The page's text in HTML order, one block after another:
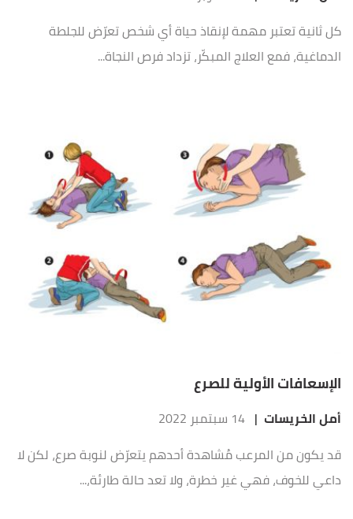
كل ثانية تعتبر مهمة لإنقاذ حياة أي شخص تعرّض للجلطة
الدماغية، فمع العلاج المبكّر، تزداد فرص النجاة...
الإسعافات الأولية للصرع
أمل الخريسات | 14 سبتمبر 2022
قد يكون من المرعب مُشاهدة أحدهم يتعرّض لنوبة صرع، لكن لا
داعي للخوف، فهي غير خطرة، ولا تعد حالة طارئة،...